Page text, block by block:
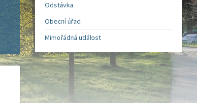
Odstávka
Obecní úřad
Mimořádná událost